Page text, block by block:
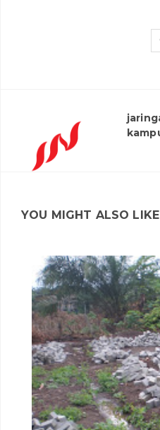
YOU MIGHT ALSO LIKE